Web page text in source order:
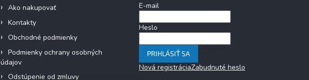
Ako nakupovať
Kontakty
Obchodné podmienky
Podmienky ochrany osobných
údajov
Odstúpenie od zmluvy
E-mail
Heslo
PRIHLÁSIŤ SA
Nová registráciaZabudnuté heslo